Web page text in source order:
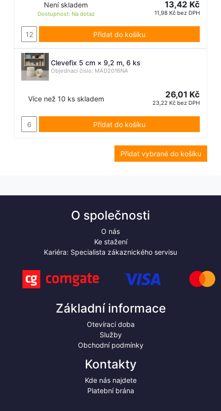
Není skladem
Dostupnost: Na dotaz
13,42 Kč
11,98 Kč bez DPH
Přidat do košíku
Clevefix 5 cm × 9,2 m, 6 ks
Objednací číslo: MAD2016NA
Více než 10 ks skladem 26,01 Kč
23,22 Kč bez DPH
Přidat do košíku
Přidat vybrané do košíku
O společnosti
O nás
Ke stažení
Kariéra: Specialista zákaznického servisu
Základní informace
Otevírací doba
Služby
Obchodní podmínky
Kontakty
Kde nás najdete
Platební brána